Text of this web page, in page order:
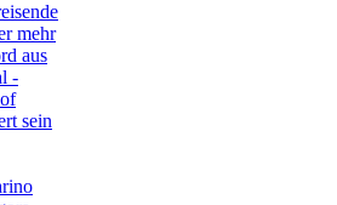
mehr
aus
-
sein